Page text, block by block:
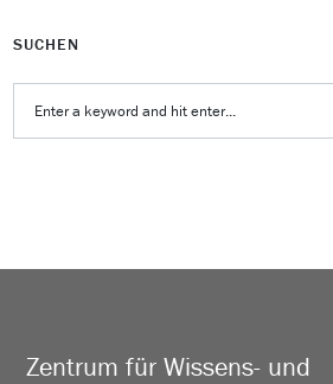
SUCHEN
Zentrum für Wissens- und